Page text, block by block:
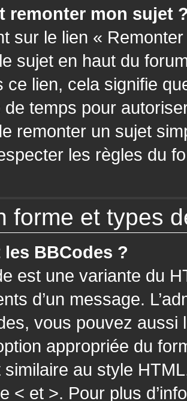
remonter mon sujet
sur le lien «
sujet en haut du
ce lien, cela signifie
de temps pour
remonter un sujet
les règles du
forme et types
BBCodes ?
est une variante du
d’un message.
vous pouvez
appropriée du
similaire au style
< et >. Pour plus